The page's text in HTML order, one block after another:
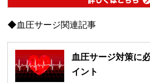
◆血圧サージ関連記事
血圧サージ対策に
イント